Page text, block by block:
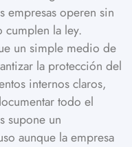
empresas operen sin
cumplen la ley.
un simple medio de
la protección del
internos claros,
todo el
supone un
aunque la empresa